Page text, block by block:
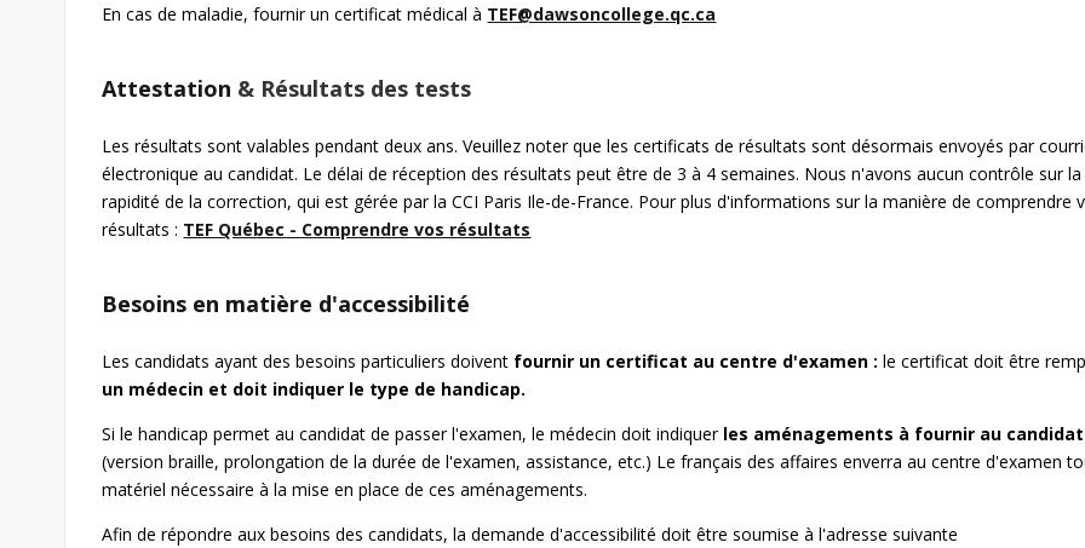
En cas de maladie, fournir un certificat médical à TEF@dawsoncollege.qc.ca
Attestation & Résultats des tests
Les résultats sont valables pendant deux ans. Veuillez noter que les certificats de résultats sont désormais envoyés par
électronique au candidat. Le délai de réception des résultats peut être de 3 à 4 semaines. Nous n'avons aucun contrôle sur la
rapidité de la correction, qui est gérée par la CCI Paris Ile-de-France. Pour plus d'informations sur la manière de comprendre
résultats : TEF Québec - Comprendre vos résultats
Besoins en matière d'accessibilité
Les candidats ayant des besoins particuliers doivent fournir un certificat au centre d'examen :le certificat doit être
un médecin et doit indiquer le type de handicap.
Si le handicap permet au candidat de passer l'examen, le médecin doit indiquer les aménagements à fournir au candidat
(version braille, prolongation de la durée de l'examen, assistance, etc.) Le français des affaires enverra au centre d'examen
matériel nécessaire à la mise en place de ces aménagements.
Afin de répondre aux besoins des candidats, la demande d'accessibilité doit être soumise à l'adresse suivante